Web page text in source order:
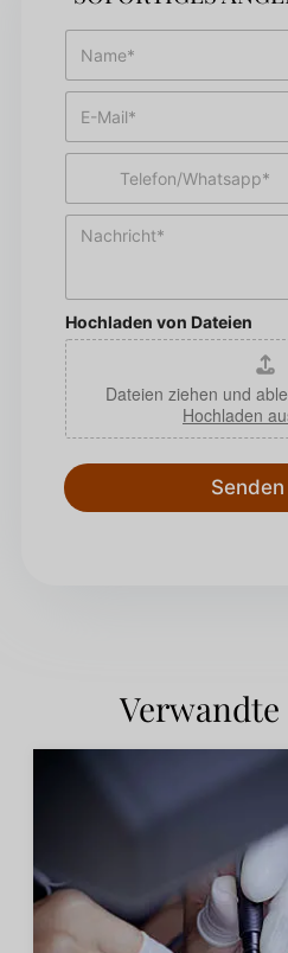
m
M
ll
n
*
h
r
i
c
h
t
*
Hochladen von Dateien
Dateien ziehen und
Hochladen